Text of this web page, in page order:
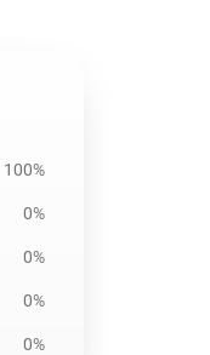
100%
0%
0%
0%
0%